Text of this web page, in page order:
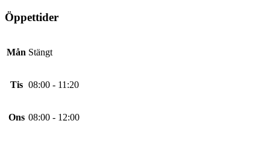
Öppettider
Mån Stängt
Tis 08:00 - 11:20
Ons 08:00 - 12:00